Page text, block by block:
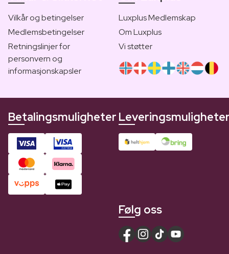
Vilkår og betingelser
Medlemsbetingelser
Retningslinjer for
personvern og
informasjonskapsler
Luxplus Medlemskap
Om Luxplus
Vi støtter
Betalingsmuligheter
Følg oss